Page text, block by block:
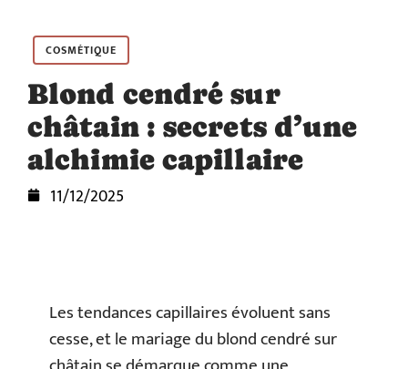
COSMÉTIQUE
Blond cendré sur
châtain : secrets d’une
alchimie capillaire
11/12/2025
Les tendances capillaires évoluent sans
cesse, et le mariage du blond cendré sur